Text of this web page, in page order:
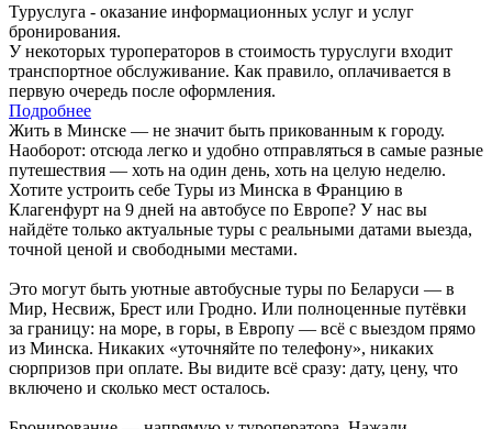
Туруслуга - оказание информационных услуг и услуг
бронирования.
У некоторых туроператоров в стоимость туруслуги входит
транспортное обслуживание. Как правило, оплачивается в
первую очередь после оформления.
Подробнее
Жить в Минске — не значит быть прикованным к городу.
Наоборот: отсюда легко и удобно отправляться в самые разные
путешествия — хоть на один день, хоть на целую неделю.
Хотите устроить себе Туры из Минска в Францию в
Клагенфурт на 9 дней на автобусе по Европе? У нас вы
найдёте только актуальные туры с реальными датами выезда,
точной ценой и свободными местами.
Это могут быть уютные автобусные туры по Беларуси — в
Мир, Несвиж, Брест или Гродно. Или полноценные путёвки
за границу: на море, в горы, в Европу — всё с выездом прямо
из Минска. Никаких «уточняйте по телефону», никаких
сюрпризов при оплате. Вы видите всё сразу: дату, цену, что
включено и сколько мест осталось.